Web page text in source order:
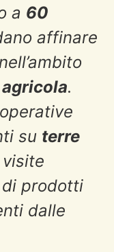
a 60
affinare
.
su terre
prodotti
dalle